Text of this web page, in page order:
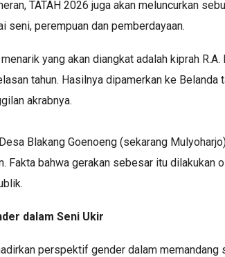
TATAH 2026 juga akan meluncurkan
seni, perempuan dan pemberdayaan.
yang akan diangkat adalah kiprah
tahun. Hasilnya dipamerkan ke
akrabnya.
Blakang Goenoeng (sekarang
Fakta bahwa gerakan sebesar itu dilakukan
dalam Seni Ukir
perspektif gender dalam